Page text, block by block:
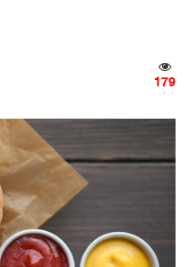
179